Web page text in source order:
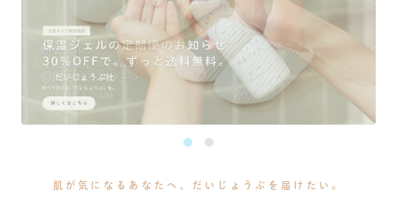
肌が気になるあなたへ、だいじょうぶを届けたい。